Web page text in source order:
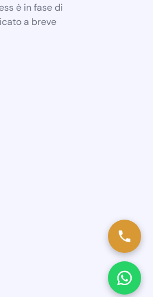
è in fase di
a breve